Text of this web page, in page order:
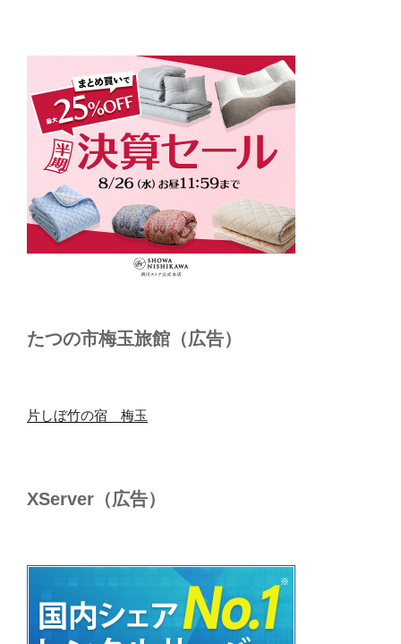
たつの市梅玉旅館（広告）
片しぼ竹の宿 梅玉
XServer（広告）